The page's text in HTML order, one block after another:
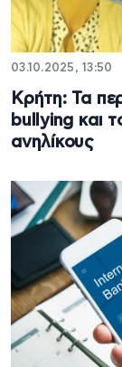
03.10.2025, 13:50
Κρήτη: Τα
bullying και
ανηλίκους